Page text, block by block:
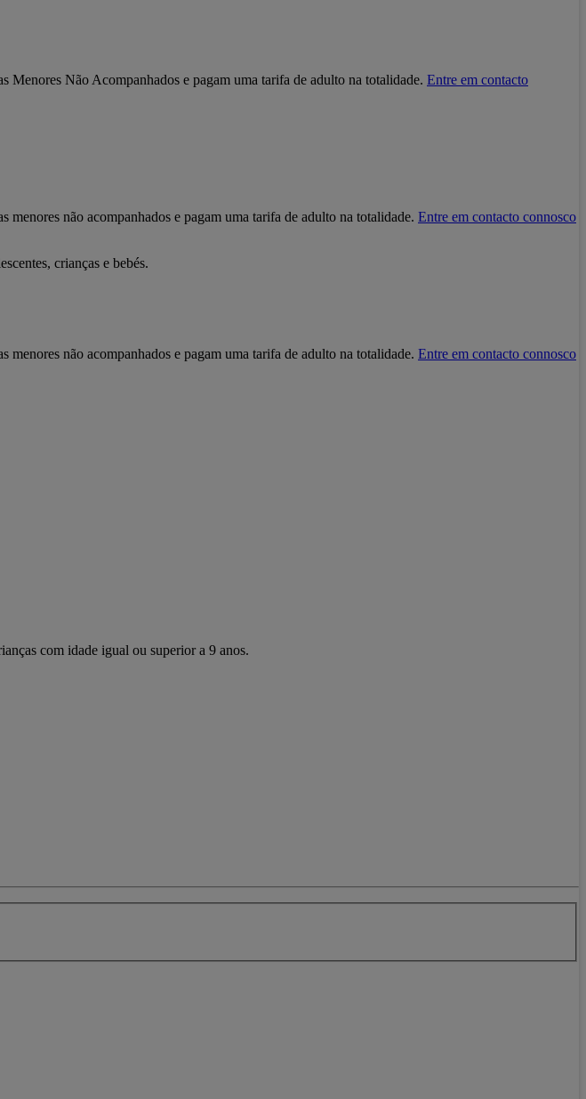
Menores Não Acompanhados e pagam uma tarifa de adulto na totalidade. Entre em contacto
menores não acompanhados e pagam uma tarifa de adulto na totalidade. Entre em contacto connosco
crianças e bebés.
menores não acompanhados e pagam uma tarifa de adulto na totalidade. Entre em contacto connosco
com idade igual ou superior a 9 anos.